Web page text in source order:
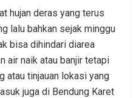
hujan deras yang terus
lalu bahkan sejak minggu
bisa dihindari diarea
air naik atau banjir tetapi
atau tinjauan lokasi yang
juga di Bendung Karet